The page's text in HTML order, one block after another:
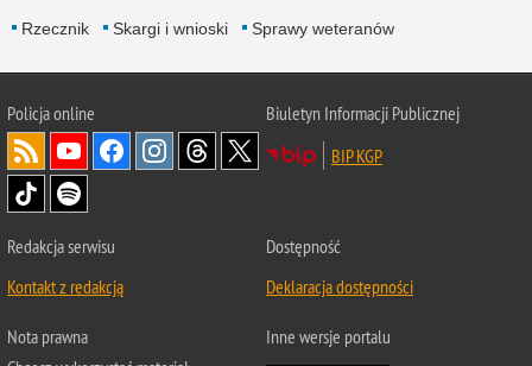
Rzecznik Skargi i wnioski Sprawy weteranów
Policjaonline
Biuletyn Informacji Publicznej
BIP KGP
Redakcja serwisu
Kontakt z redakcją
Dostępność
Deklaracja dostępności
Nota prawna
Inne wersje portalu